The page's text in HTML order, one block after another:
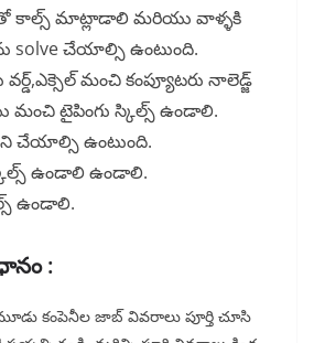
తో కాల్స్ మాట్లాడాలి మరియు వాళ్ళకి
solve చేయాల్సి ఉంటుంది.
మంచి కంప్యూటరు నాలెడ్జ్
టైపింగు స్కిల్స్ ఉండాలి.
చేయాల్సి ఉంటుంది.
ఉండాలి ఉండాలి.
ఉండాలి.
:
కంపెనీల జాబ్ వివరాలు పూర్తి చూసి